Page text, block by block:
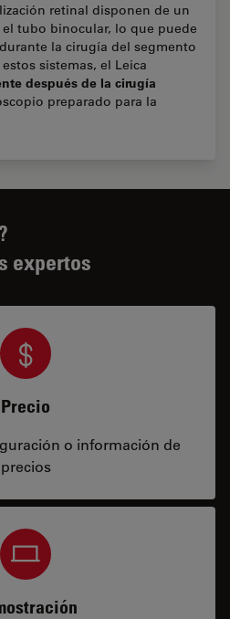
retinal disponen de un
tubo binocular, lo que puede
la cirugía del segmento
sistemas, el Leica
después de la cirugía
preparado para la
expertos
Precio
o información de
precios